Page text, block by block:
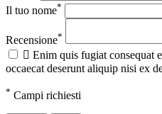
Il tuo nome*
Recensione*
 Enim quis fugiat consequat
occaecat deserunt aliquip nisi ex
* Campi richiesti